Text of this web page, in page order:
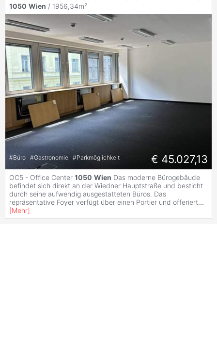
1050 Wien / 1956,34m²
#Büro #Gastronomie #Parkmöglichkeit € 45.027,13
OC5 - Office Center 1050 Wien Das moderne Bürogebäude
befindet sich direkt an der Wiedner Hauptstraße und besticht
durch seine aufwendig ausgestatteten Büros. Das
repräsentative Foyer verfügt über einen Portier und offeriert...
[Mehr]